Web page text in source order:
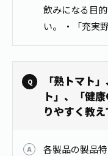
安全・安心への取組
茶産地育成事業
茶殻リサイクルシス
ウェルネスフォーラム
お茶の妖精
Green Tea for
伊藤園レディス
THE ITOEN
健康体
Crazy Jasmine
飲みになる目
い。 ・「充実
ス」、「充実
は、果汁を加
やすくした野
「充実…
「熟トマト
ト」、「健
りやすく教え
各製品の製品